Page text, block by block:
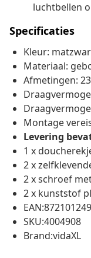
luchtbellen
Specificaties
Kleur:
Materiaal:
Afmetingen: 23
Montage
Levering
1 x
2 x
2 x schroef
2 x kunststof
SKU:4004908
Brand:vidaXL